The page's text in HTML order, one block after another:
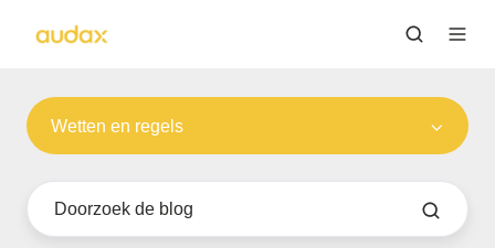
Wetten en regels